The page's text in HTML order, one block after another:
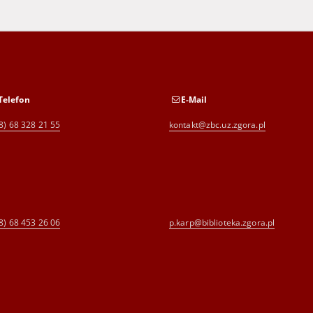
68 328 21 55
E-Mail
kontakt@zbc.uz.zgora.pl
68 453 26 06 p.karp@biblioteka.zgora.pl